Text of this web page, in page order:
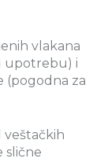
vlakana
upotrebu) i
(pogodna za
veštačkih
slične